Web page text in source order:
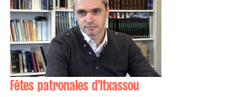
Fêtes patronales d'Itxassou